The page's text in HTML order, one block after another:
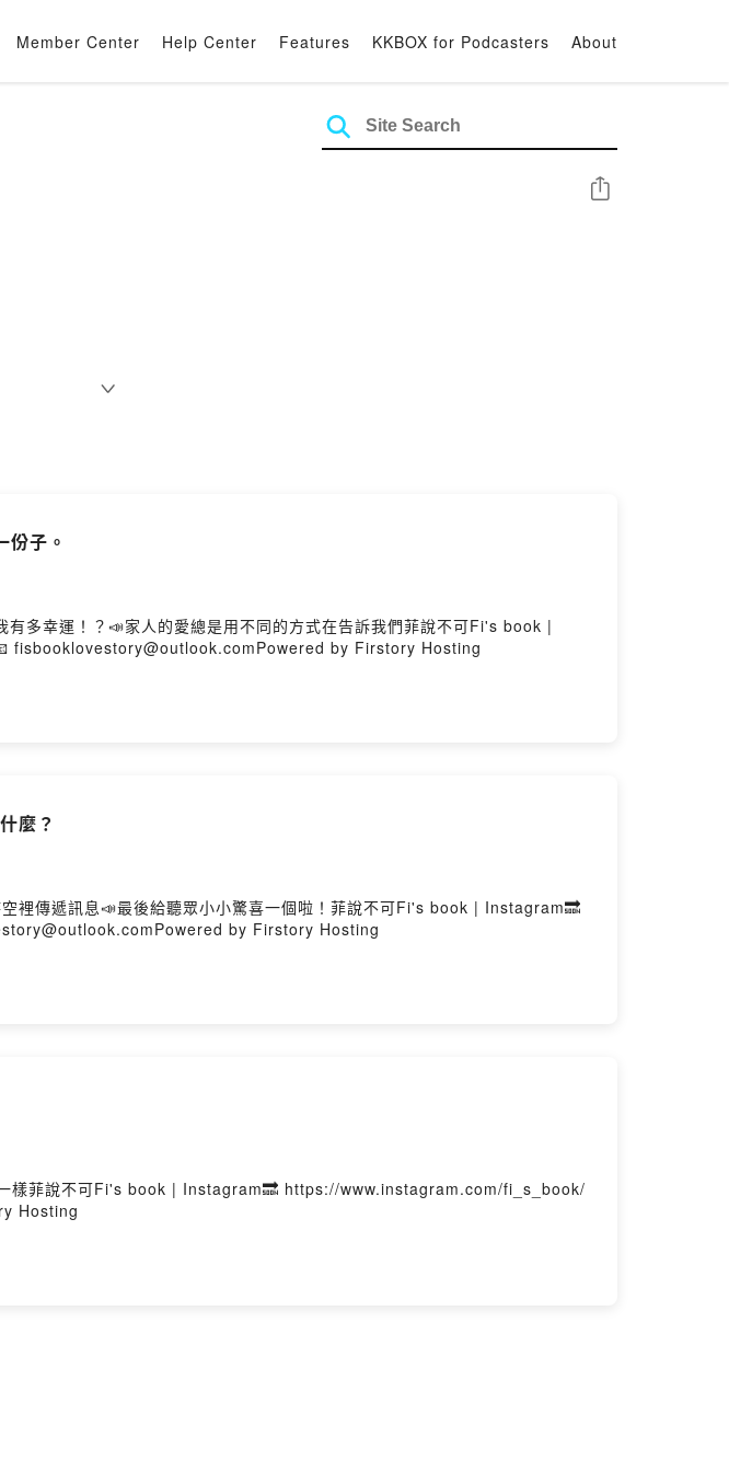
Member Center Help Center Features KKBOX for Podcasters About
Share
子。
多幸運！？📣家人的愛總是用不同的方式在告訴我們菲說不可Fi's book |
fisbooklovestory@outlook.comPowered by Firstory Hosting
麼？
裡傳遞訊息📣最後給聽眾小小驚喜一個啦！菲說不可Fi's book | Instagram🔜
by Firstory Hosting
樣菲說不可Fi's book | Instagram🔜 https://www.instagram.com/fi_s_book/
Hosting